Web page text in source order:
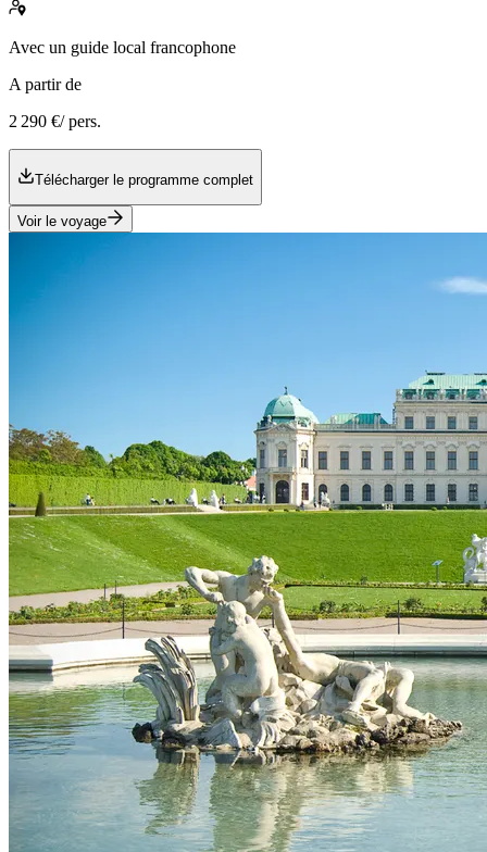
Avec un guide local francophone
A partir de
2 290 €/ pers.
Télécharger le programme complet
Voir le voyage